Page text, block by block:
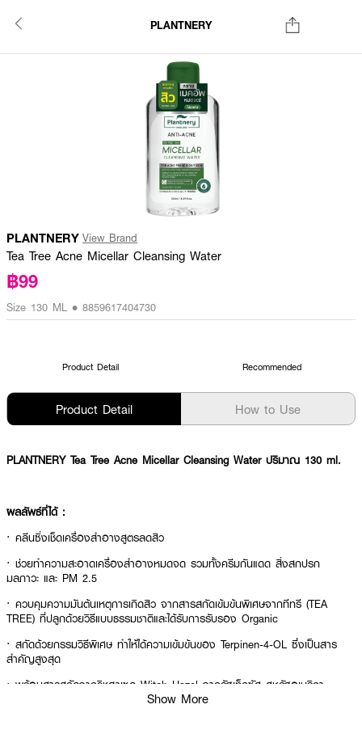
PLANTNERY
PLANTNERY View Brand
Tea Tree Acne Micellar Cleansing Water
฿99
Size 130 ML • 8859617404730
Product Detail Recommended
Product Detail How to Use
PLANTNERY Tea Tree Acne Micellar Cleansing Water ปริมาณ 130 ml.
ผลลัพธ์ที่ได้ :
· คลีนซิ่งเช็ดเครื่องสำอางสูตรลดสิว
· ช่วยทำความสะอาดเครื่องสำอางหมดจด รวมทั้งครีมกันแดด สิ่งสกปรก
มลภาวะ และ PM 2.5
· ควบคุมความมันต้นเหตุการเกิดสิว จากสารสกัดเข้มข้นพิเศษจากทีทรี (TEA
TREE) ที่ปลูกด้วยวิธีแบบธรรมชาติและได้รับการรับรอง Organic
· สกัดด้วยกรรมวิธีพิเศษ ทำให้ได้ความเข้มข้นของ Terpinen-4-OL ซึ่งเป็นสาร
สำคัญสูงสุด
· พร้อมสารสกัดจากวิชฮาเซล Witch Hazel จากรัฐเท็กซัส สหรัฐอเมริกา
Show More